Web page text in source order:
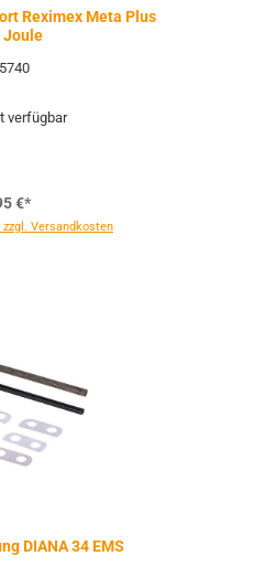
Reximex Meta Plus
Joule
verfügbar
€*
Versandkosten
DIANA 34 EMS